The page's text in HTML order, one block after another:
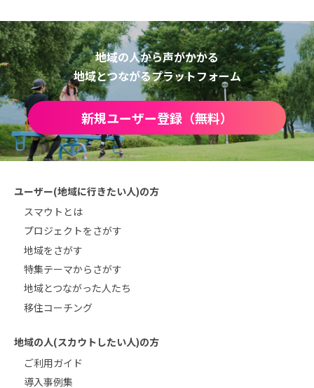
地域の人から声がかかる
地域とつながるプラットフォーム
新規ユーザー登録（無料）
ユーザー(地域に行きたい人)の方
スマウトとは
プロジェクトをさがす
地域をさがす
特集テーマからさがす
地域とつながった人たち
移住コーチング
地域の人(スカウトしたい人)の方
ご利用ガイド
導入事例集